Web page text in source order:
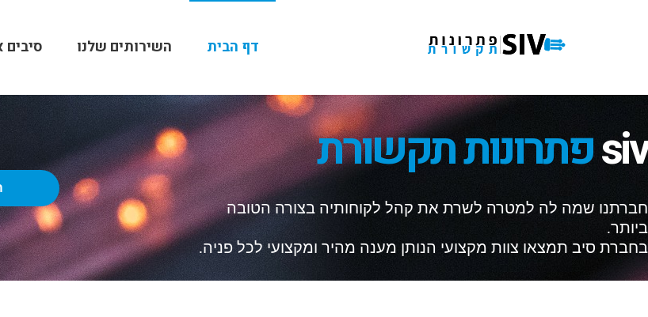
דף הבית השירותים שלנו סיבים
sivפתרונות תקשורת
חברתנו שמה לה למטרה לשרת את קהל לקוחותיה בצורה הטובה
ביותר.
בחברת סיב תמצאו צוות מקצועי הנותן מענה מהיר ומקצועי לכל פניה.